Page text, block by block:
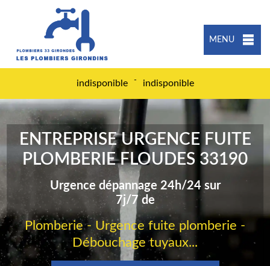
MENU
indisponible - indisponible
ENTREPRISE URGENCE FUITE
PLOMBERIE FLOUDES 33190
Urgence dépannage 24h/24 sur
7j/7 de
Plomberie - Urgence fuite plomberie -
Débouchage tuyaux...